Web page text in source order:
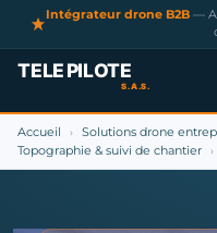
Intégrateur drone B2B —
Accueil › Solutions drone
Topographie & suivi de chantier ›